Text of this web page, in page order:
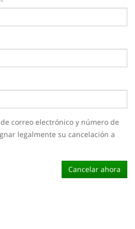
correo electrónico y número de
legalmente su cancelación a